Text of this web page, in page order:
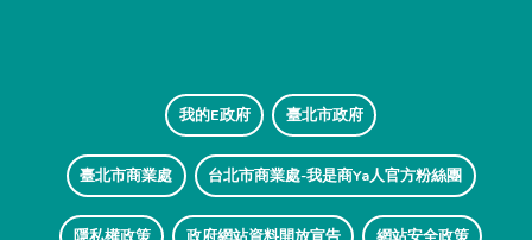
我的E政府 臺北市政府
臺北市商業處 台北市商業處-我是商Ya人官方粉絲團